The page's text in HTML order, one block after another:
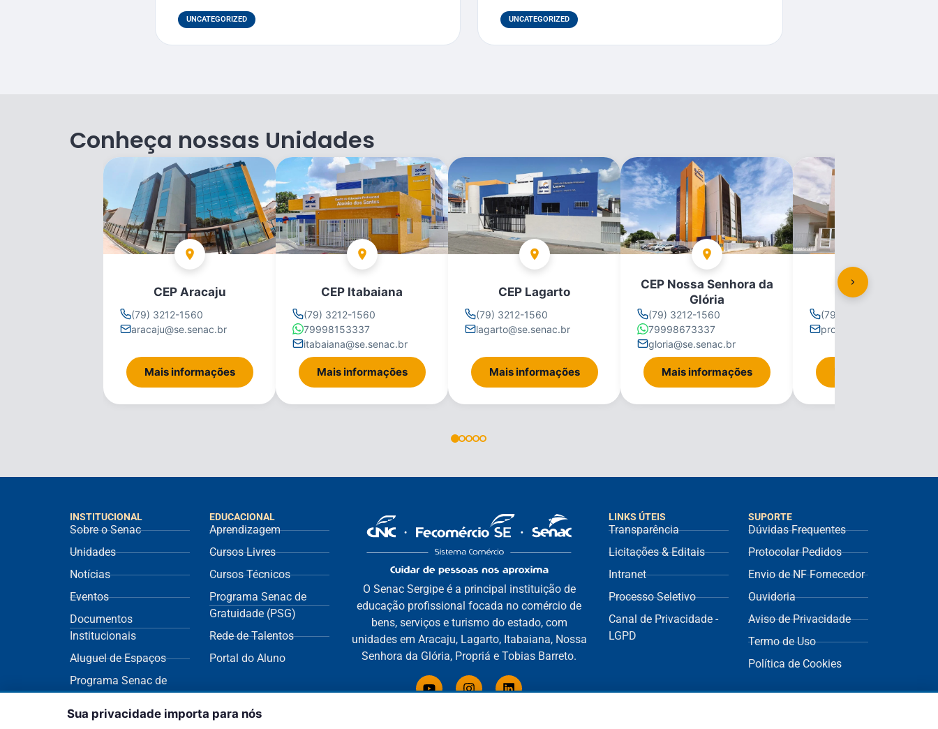
UNCATEGORIZED UNCATEGORIZED
Conheça nossas Unidades
CEP Aracaju
(79) 3212-1560
aracaju@se.senac.br
Mais informações
CEP Itabaiana
(79) 3212-1560
79998153337
itabaiana@se.senac.br
Mais informações
CEP Lagarto
(79) 3212-1560
lagarto@se.senac.br
Mais informações
CEP Nossa Senhora da
Glória
(79) 3212-1560
79998673337
gloria@se.senac.br
Mais informações
CEP Propriá
(79) 3212-1560
propria@se.senac.br
INSTITUCIONAL
Sobre o Senac
Unidades
Notícias
Eventos
Documentos
Institucionais
Aluguel de Espaços
Programa Senac de
(ECOS)
EDUCACIONAL
Aprendizagem
Cursos Livres
Cursos Técnicos
Programa Senac de
Gratuidade (PSG)
Rede de Talentos
Portal do Aluno
O Senac Sergipe é a principal instituição de
educação profissional focada no comércio de
bens, serviços e turismo do estado, com
unidades em Aracaju, Lagarto, Itabaiana, Nossa
Senhora da Glória, Propriá e Tobias Barreto.
LINKS ÚTEIS
Transparência
Licitações & Editais
Intranet
Processo Seletivo
Canal de Privacidade -
LGPD
SUPORTE
Dúvidas Frequentes
Protocolar Pedidos
Envio de NF Fornecedor
Ouvidoria
Aviso de Privacidade
Termo de Uso
Política de Cookies
Sua privacidade importa para nós